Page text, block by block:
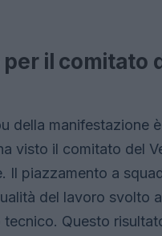
il comitato
della manifestazione
visto il comitato del
Il piazzamento a
del lavoro svolto
tecnico. Questo